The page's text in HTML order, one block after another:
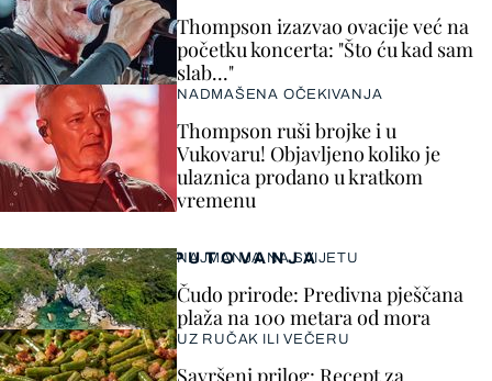
Thompson izazvao ovacije već na
početku koncerta: "Što ću kad sam
slab..."
NADMAŠENA OČEKIVANJA
Thompson ruši brojke i u
Vukovaru! Objavljeno koliko je
ulaznica prodano u kratkom
vremenu
PUTOVANJA
NAJMANJA NA SVIJETU
Čudo prirode: Predivna pješčana
plaža na 100 metara od mora
UZ RUČAK ILI VEČERU